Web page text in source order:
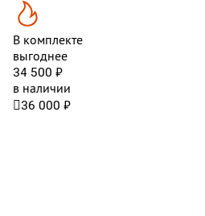
В комплекте
выгоднее
34 500 ₽
в наличии
36 000 ₽